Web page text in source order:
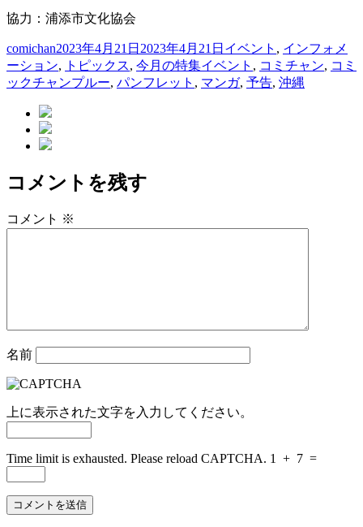
協力：浦添市文化協会
投
稿
者
comichan投
稿
日:
2023年4月21日 2023年4月21日 カ
テ
ゴ
イベント , インフォメ
ーション, トピックス, 今月の特集タ
グ
イベント , コミチャン, コミ
ックチャンプルー, パンフレット , マンガ, 予告, 沖縄
コメントを残す
コメント ※
名前
上に表示された文字を入力してください。
Time limit is exhausted. Please reload CAPTCHA. 1 + 7 =